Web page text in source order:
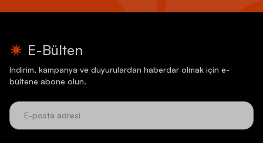
E-Bülten
İndirim, kampanya ve duyurulardan haberdar olmak için e-
bültene abone olun.